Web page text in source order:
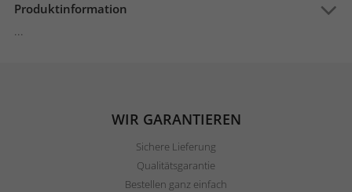
Produktinformation
...
WIR GARANTIEREN
Sichere Lieferung
Qualitätsgarantie
Bestellen ganz einfach